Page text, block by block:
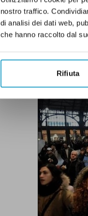
nostro traffico.
di analisi dei dati web,
che hanno raccolto dal
Rifiuta
Per saperne
No, questa